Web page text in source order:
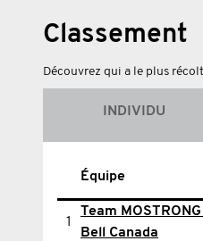
Classement
Découvrez qui a le plus
INDIVIDU
Nom
1 Eric Crépeau
Équipe
1
Team
Bell Canada